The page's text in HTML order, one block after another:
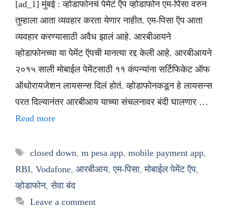
[ad_1] मुंबई : व्होडाफोनचं पेमेटं ऍप व्होडाफोन एम-पिसा वरुन
तुम्हाला आता व्यवहार करता येणार नाहीत. एम-पिसा ऍप आता
व्यवहार करण्यासाठी अवैध झालं आहे. आरबीआयने
व्होडाफोनच्या या पेमेंट ऍपची मानत्या रद्द केली आहे. आरबीआयने
२०१५ साली मोबाईल पेमेंटसाठी ११ कंपन्यांना सर्टिफिकेट ऑफ
ऑथोरायजेशन लायसन्स दिलं होतं. व्होडाफोनकडून हे लायसन्स
परत दिल्यानंतर आरबीआय याच्या संचलनावर बंदी घालणार …
Read more
Tags
closed down, m pesa app, mobile payment app,
RBI, Vodafone, आरबीआय,एम-पिसा,मोबाईल पेमेंट ऍप,
व्होडाफोन,सेवा बंद
Leave a comment